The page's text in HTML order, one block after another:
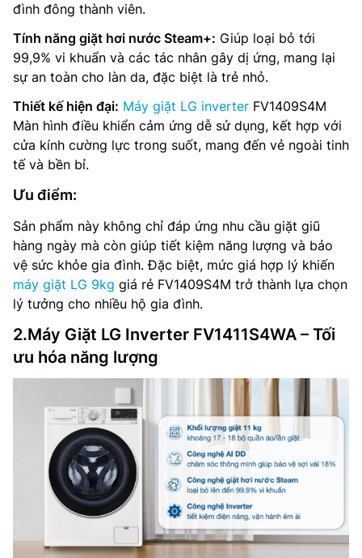
đình đông thành viên.
Tính năng giặt hơi nước Steam+: Giúp loại bỏ tới
99,9% vi khuẩn và các tác nhân gây dị ứng, mang lại
sự an toàn cho làn da, đặc biệt là trẻ nhỏ.
Thiết kế hiện đại: Máy giặt LG inverter FV1409S4M
Màn hình điều khiển cảm ứng dễ sử dụng, kết hợp với
cửa kính cường lực trong suốt, mang đến vẻ ngoài tinh
tế và bền bỉ.
Ưu điểm:
Sản phẩm này không chỉ đáp ứng nhu cầu giặt giũ
hàng ngày mà còn giúp tiết kiệm năng lượng và bảo
vệ sức khỏe gia đình. Đặc biệt, mức giá hợp lý khiến
máy giặt LG 9kg giá rẻ FV1409S4M trở thành lựa chọn
lý tưởng cho nhiều hộ gia đình.
2.Máy Giặt LG Inverter FV1411S4WA – Tối
ưu hóa năng lượng